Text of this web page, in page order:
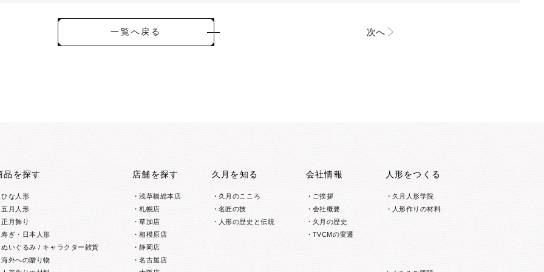
一覧へ戻る 次へ
品を探す
ひな人形
五月人形
正月飾り
寿ぎ・日本人形
ぬいぐるみ / キャラクター雑貨
海外への贈り物
店舗を探す
浅草橋総本店
札幌店
草加店
相模原店
静岡店
名古屋店
久月を知る
久月のこころ
名匠の技
人形の歴史と伝統
会社情報
ご挨拶
会社概要
久月の歴史
TVCMの変遷
人形をつくる
久月人形学院
人形作りの材料